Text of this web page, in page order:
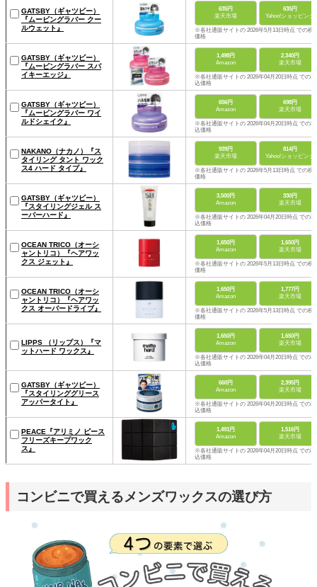
GATSBY（ギャツビー）
『ムービングラバー クー
ルウェット』
635円
楽天市場
635円
Yahoo!ショッピング
※各社通販サイトの 2026年5月13日時点 での税
価格
GATSBY（ギャツビー）
『ムービングラバー スパ
イキーエッジ』
1,498円
Amazon
2,340円
楽天市場
※各社通販サイトの 2026年04月20日時点 での税
込価格
GATSBY（ギャツビー）
『ムービングラバー ワイ
ルドシェイク』
656円
Amazon
698円
楽天市場
※各社通販サイトの 2026年04月20日時点 での税
込価格
NAKANO（ナカノ）『ス
タイリング タント ワック
ス4 ハード タイプ』
939円
楽天市場
814円
Yahoo!ショッピング
※各社通販サイトの 2026年5月13日時点 での税
価格
GATSBY（ギャツビー）
『スタイリングジェル ス
ーパーハード』
3,500円
Amazon
330円
楽天市場
※各社通販サイトの 2026年04月20日時点 での税
込価格
OCEAN TRICO（オーシ
ャントリコ）『ヘアワッ
クス ジェット』
1,650円
Amazon
1,650円
楽天市場
※各社通販サイトの 2026年5月13日時点 での税
価格
OCEAN TRICO（オーシ
ャントリコ）『ヘアワッ
クス オーバードライブ』
1,650円
Amazon
1,777円
楽天市場
※各社通販サイトの 2026年5月13日時点 での税
価格
LIPPS （リップス）『マ
ットハード ワックス』
1,650円
Amazon
1,650円
楽天市場
※各社通販サイトの 2026年04月20日時点 での税
込価格
GATSBY（ギャツビー）
『スタイリンググリース
アッパータイト』
660円
Amazon
2,395円
楽天市場
※各社通販サイトの 2026年04月20日時点 での税
込価格
PEACE『アリミノ ピース
フリーズキープワック
ス』
1,491円
Amazon
1,516円
楽天市場
※各社通販サイトの 2026年04月20日時点 での税
込価格
コンビニで買えるメンズワックスの選び方